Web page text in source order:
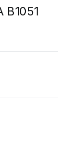
B1051